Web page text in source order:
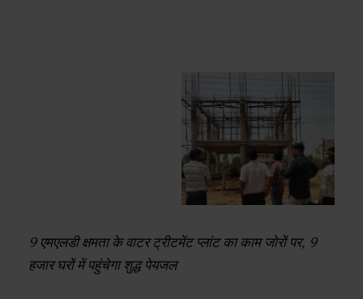
9 एमएलडी क्षमता के वाटर ट्रीटमेंट प्लांट का काम जोरों पर, 9
हजार घरों में पहुंचेगा शुद्ध पेयजल